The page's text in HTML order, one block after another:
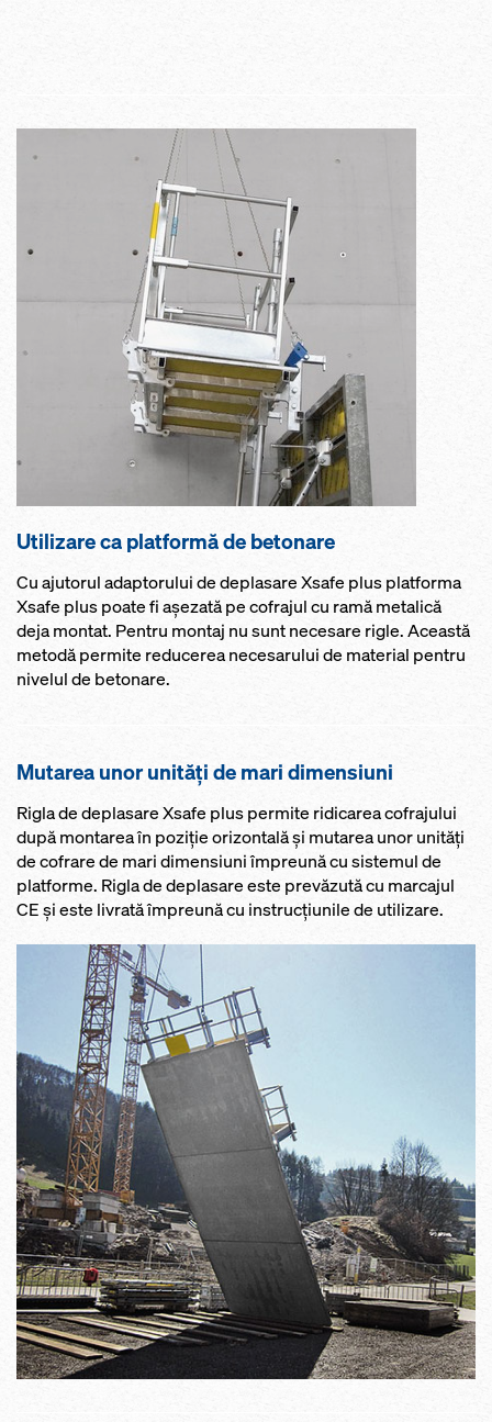
Utilizare ca platformă de betonare
Cu ajutorul adaptorului de deplasare Xsafe plus platforma
Xsafe plus poate fi așezată pe cofrajul cu ramă metalică
deja montat. Pentru montaj nu sunt necesare rigle. Această
metodă permite reducerea necesarului de material pentru
nivelul de betonare.
Mutarea unor unităţi de mari dimensiuni
Rigla de deplasare Xsafe plus permite ridicarea cofrajului
după montarea în poziţie orizontală şi mutarea unor unităţi
de cofrare de mari dimensiuni împreună cu sistemul de
platforme. Rigla de deplasare este prevăzută cu marcajul
CE şi este livrată împreună cu instrucţiunile de utilizare.